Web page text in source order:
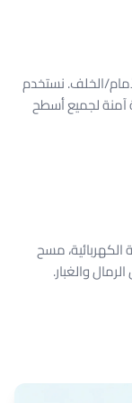
الخلف. نستخدم
آمنة لجميع أسطح
مسح
والغبار.